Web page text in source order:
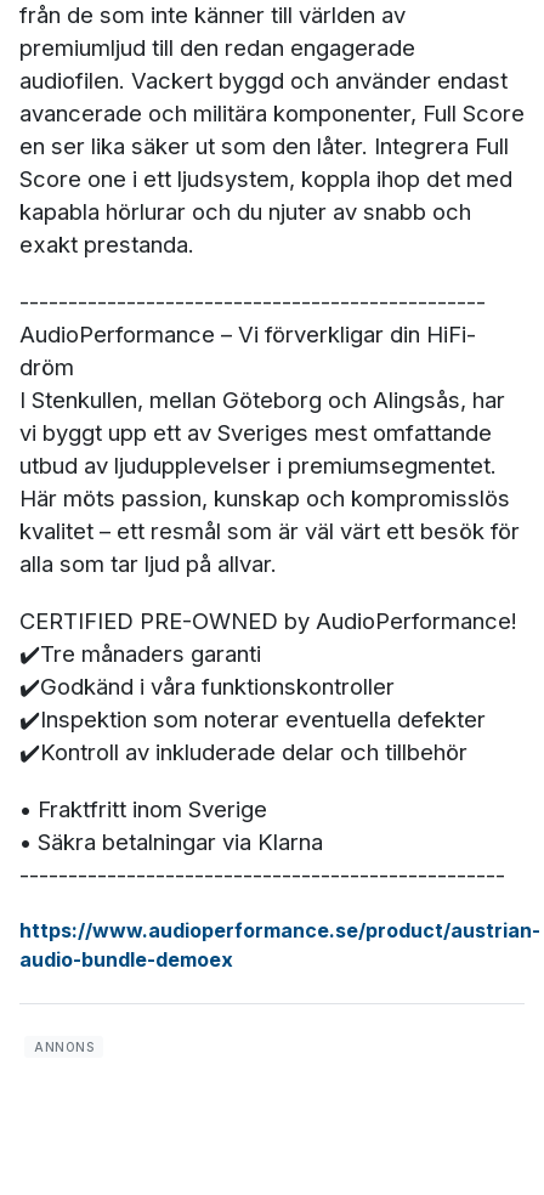
från de som inte känner till världen av
premiumljud till den redan engagerade
audiofilen. Vackert byggd och använder endast
avancerade och militära komponenter, Full Score
en ser lika säker ut som den låter. Integrera Full
Score one i ett ljudsystem, koppla ihop det med
kapabla hörlurar och du njuter av snabb och
exakt prestanda.
------------------------------------------------
AudioPerformance – Vi förverkligar din HiFi-
dröm
I Stenkullen, mellan Göteborg och Alingsås, har
vi byggt upp ett av Sveriges mest omfattande
utbud av ljudupplevelser i premiumsegmentet.
Här möts passion, kunskap och kompromisslös
kvalitet – ett resmål som är väl värt ett besök för
alla som tar ljud på allvar.
CERTIFIED PRE-OWNED by AudioPerformance!
✔️Tre månaders garanti
✔️Godkänd i våra funktionskontroller
✔️Inspektion som noterar eventuella defekter
✔️Kontroll av inkluderade delar och tillbehör
• Fraktfritt inom Sverige
• Säkra betalningar via Klarna
--------------------------------------------------
https://www.audioperformance.se/product/austrian-
audio-bundle-demoex